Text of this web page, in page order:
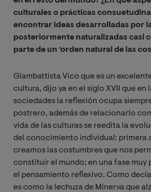
culturales o prácticas
encontrar ideas desarrolladas por
posteriormente naturalizadas casi
parte de un ‘orden natural de las
Giambattista Vico que es un
cultura, dijo ya en el siglo XVII que en
sociedades la reflexión ocupa
postrero, además de relacionarlo
vida de las culturas se reedita la
del conocimiento individual: primera
creamos las costumbres que nos
constituir el mundo; en una fase
el pensamiento reflexivo. Como
es como la lechuza de Minerva que